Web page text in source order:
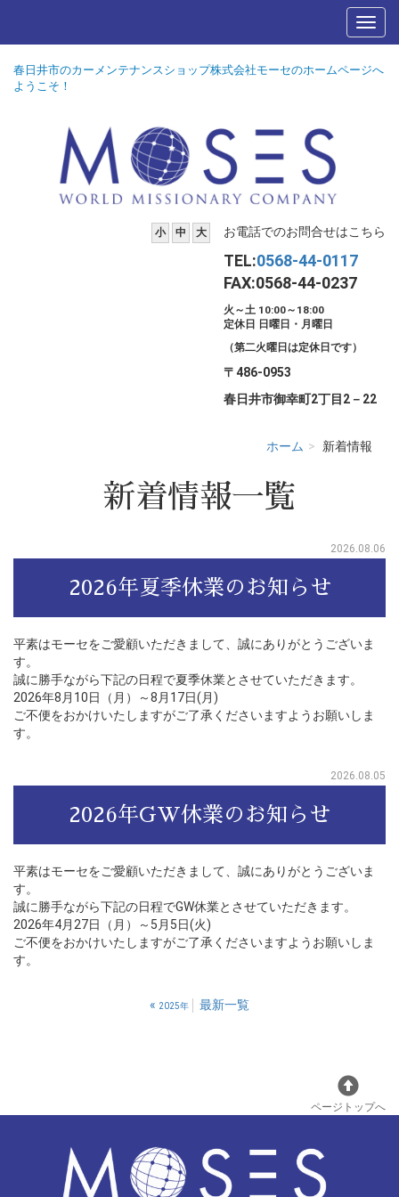
春日井市のカーメンテナンスショップ株式会社モーセのホームページへ
ようこそ！
お電話でのお問合せはこちら
TEL:0568-44-0117
FAX:0568-44-0237
火～土 10:00～18:00
定休日 日曜日・月曜日
（第二火曜日は定休日です）
〒486-0953
春日井市御幸町2丁目2－22
小 中 大
ホーム 新着情報
新着情報一覧
2026.08.06
2026年夏季休業のお知らせ
平素はモーセをご愛顧いただきまして、誠にありがとうございま
す。
誠に勝手ながら下記の日程で夏季休業とさせていただきます。
2026年8月10日（月）～8月17日(月)
ご不便をおかけいたしますがご了承くださいますようお願いしま
す。
2026.08.05
2026年GW休業のお知らせ
平素はモーセをご愛顧いただきまして、誠にありがとうございま
す。
誠に勝手ながら下記の日程でGW休業とさせていただきます。
2026年4月27日（月）～5月5日(火)
ご不便をおかけいたしますがご了承くださいますようお願いしま
す。
« 2025年 最新一覧
ページトップへ